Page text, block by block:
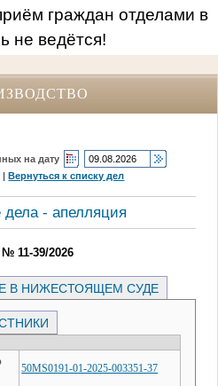
граждан отделами в
не ведётся!
на дату
|Вернуться к списку дел
дела - апелляция
11-39/2026
В НИЖЕСТОЯЩЕМ СУДЕ
50MS0191-01-2025-003351-37